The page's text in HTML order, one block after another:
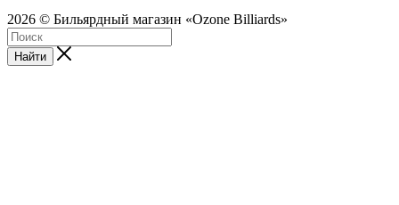
2026 © Бильярдный магазин «Ozone Billiards»
Найти